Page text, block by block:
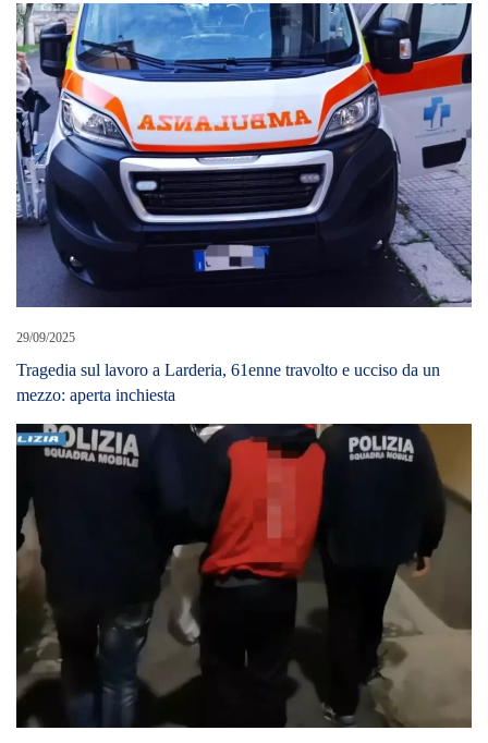
29/09/2025
Tragedia sul lavoro a Larderia, 61enne travolto e ucciso da un
mezzo: aperta inchiesta